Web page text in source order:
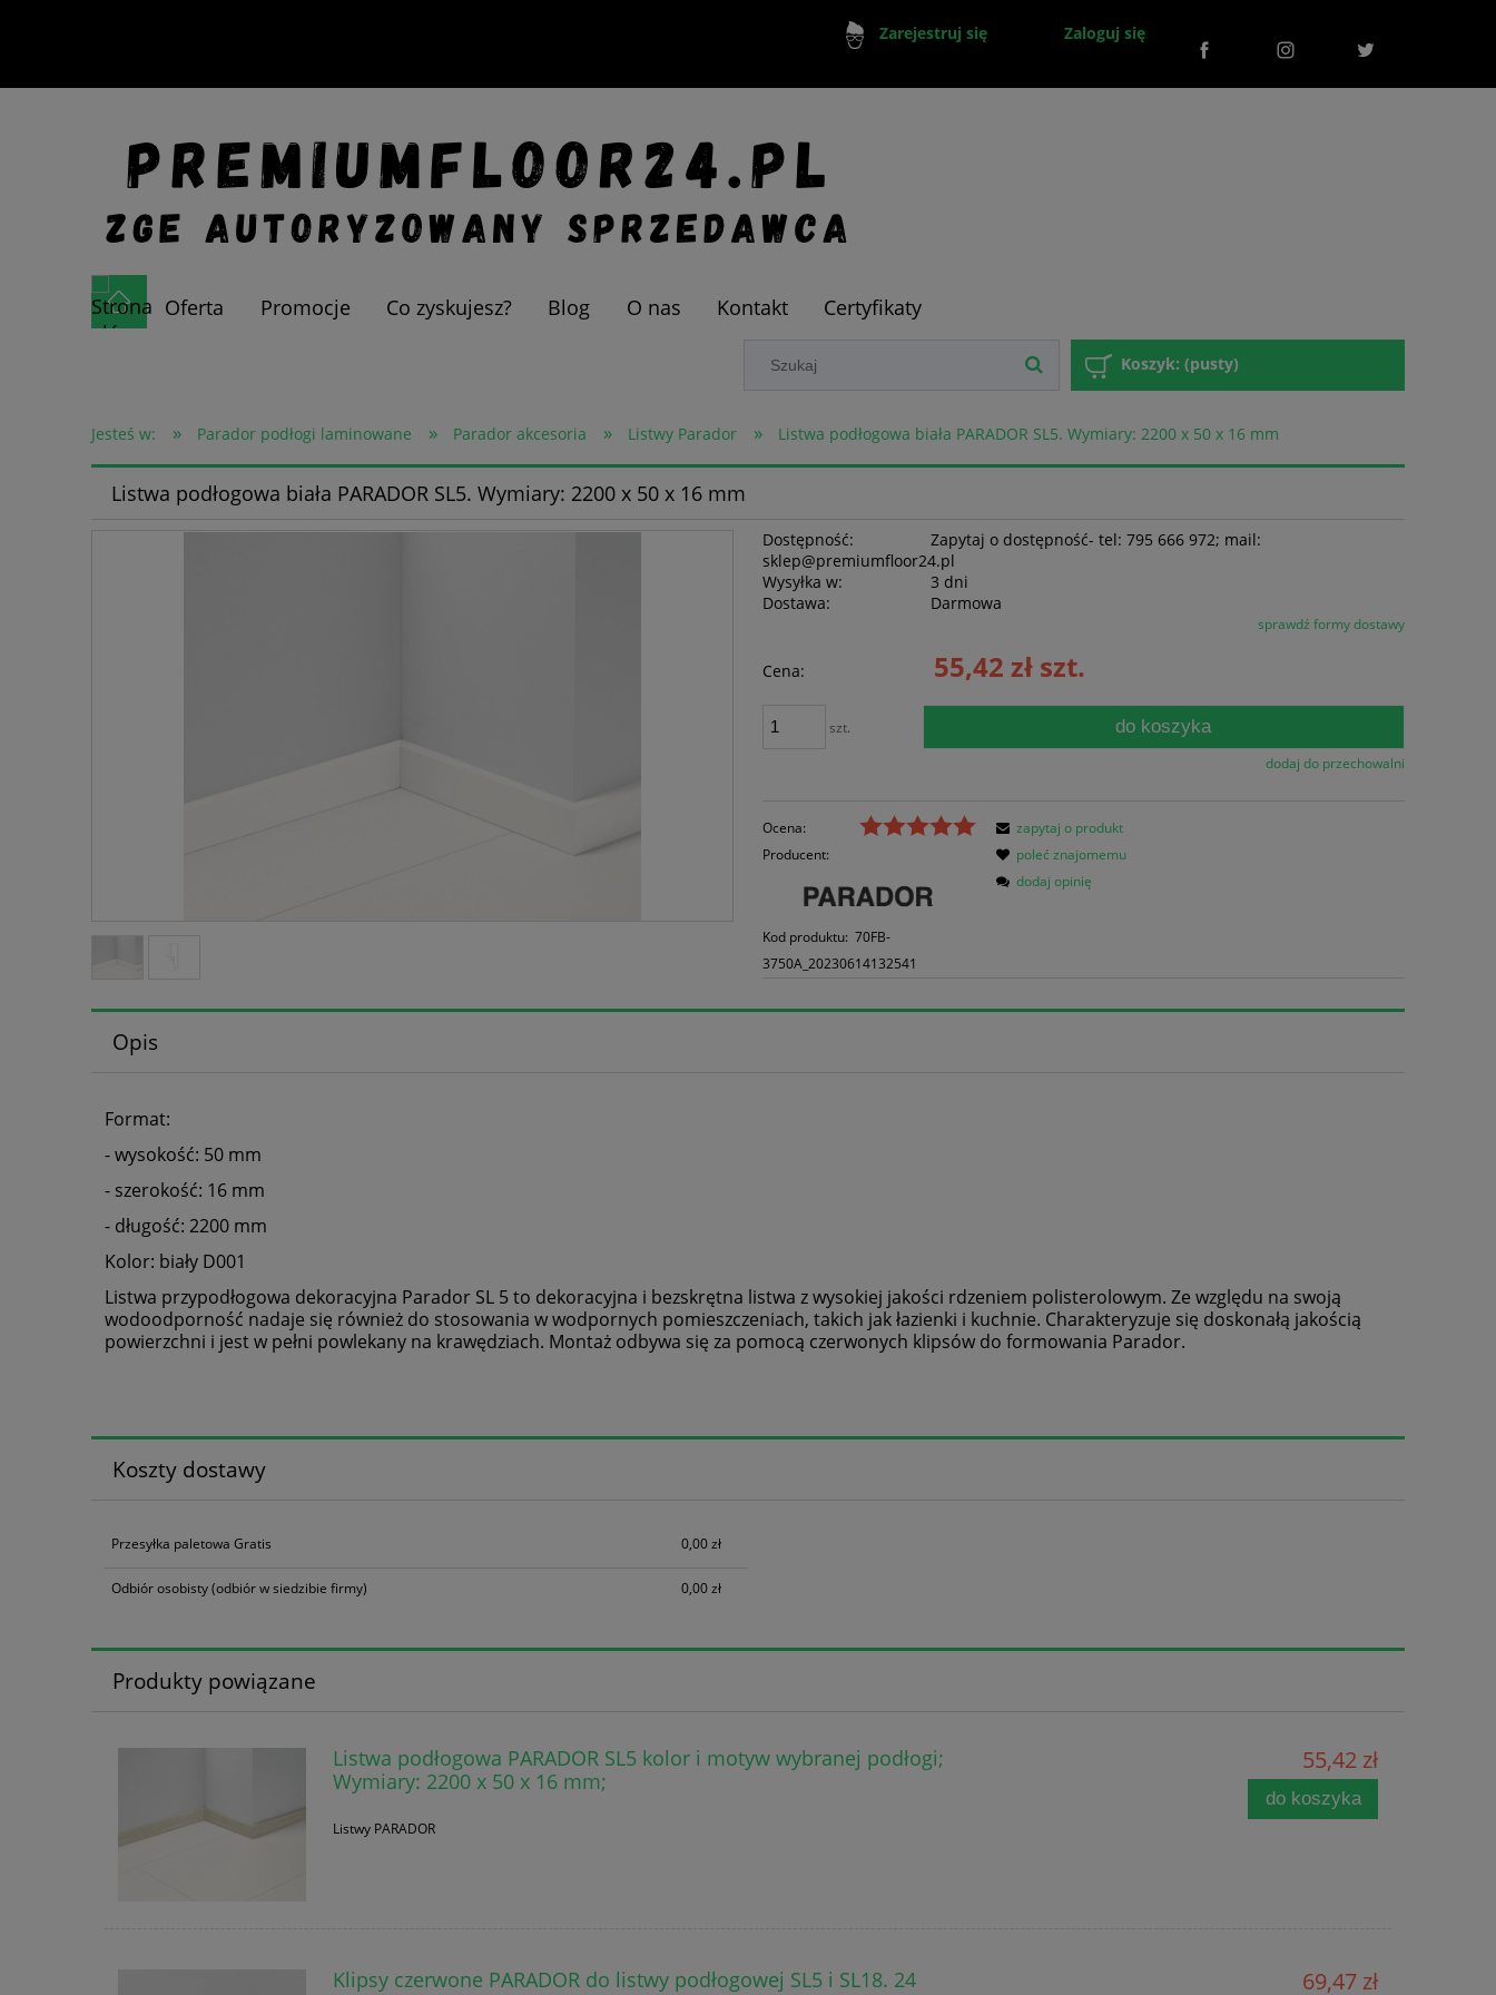
Zarejestruj się Zaloguj się
Oferta Promocje Co zyskujesz? Blog O nas Kontakt Certyfikaty
Koszyk: (pusty)
Jesteś w: » Parador podłogi laminowane » Parador akcesoria » Listwy Parador » Listwa podłogowa biała PARADOR SL5. Wymiary: 2200 x 50 x 16 mm
Listwa podłogowa biała PARADOR SL5. Wymiary: 2200 x 50 x 16 mm
Dostępność:
Zapytaj o dostępność- tel: 795 666 972; mail:
sklep@premiumfloor24.pl
Wysyłka w:
3 dni
Dostawa:
Darmowa
płatności
sprawdź formy dostawy
Cena: 55,42 zł szt.
szt. do koszyka
dodaj do przechowalni
Ocena:
Producent:
Kod produktu: 70FB-
3750A_20230614132541
zapytaj o produkt
poleć znajomemu
dodaj opinię
Opis
Format:
- wysokość: 50 mm
- szerokość: 16 mm
- długość: 2200 mm
Kolor: biały D001
Listwa przypodłogowa dekoracyjna Parador SL 5 to dekoracyjna i bezskrętna listwa z wysokiej jakości rdzeniem polisterolowym. Ze względu na swoją
wodoodporność nadaje się również do stosowania w wodpornych pomieszczeniach, takich jak łazienki i kuchnie. Charakteryzuje się doskonałą jakością
powierzchni i jest w pełni powlekany na krawędziach. Montaż odbywa się za pomocą czerwonych klipsów do formowania Parador.
Koszty dostawy
Przesyłka paletowa Gratis 0,00 zł
Odbiór osobisty(odbiór w siedzibie firmy) 0,00 zł
Produkty powiązane
Listwa podłogowa PARADOR SL5 kolor i motyw wybranej podłogi;
Wymiary: 2200 x 50 x 16 mm;
Listwy PARADOR
55,42 zł
do koszyka
Klipsy czerwone PARADOR do listwy podłogowej SL5 i SL18. 24
69,47 zł